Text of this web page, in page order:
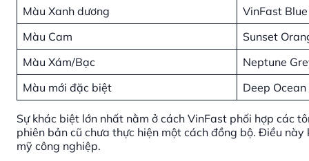
Màu Xanh dương
VinFast Blue
Màu Cam
Sunset
Màu Xám/Bạc
Neptune
Màu mới đặc biệt
Deep
Sự khác biệt lớn nhất nằm ở cách VinFast phối hợp các
phiên bản cũ chưa thực hiện một cách đồng bộ. Điều
mỹ công nghiệp.